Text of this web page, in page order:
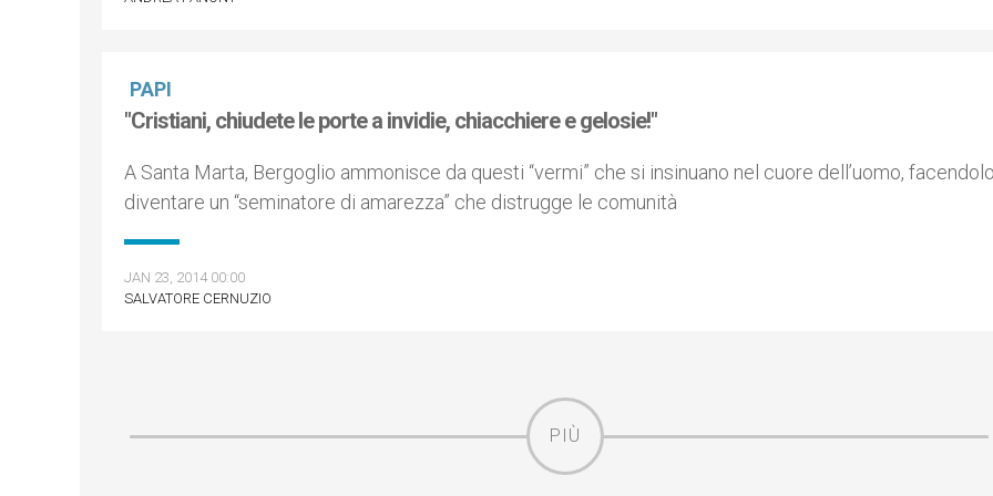
PAPI
"Cristiani, chiudete le porte a invidie, chiacchiere e gelosie!"
A Santa Marta, Bergoglio ammonisce da questi “vermi” che si insinuano nel cuore dell’uomo,
diventare un “seminatore di amarezza” che distrugge le comunità
JAN 23, 2014 00:00
SALVATORE CERNUZIO
PIÙ